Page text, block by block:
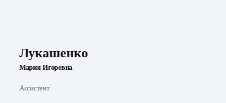
Лукашенко
Мария Игоревна
Ассистент